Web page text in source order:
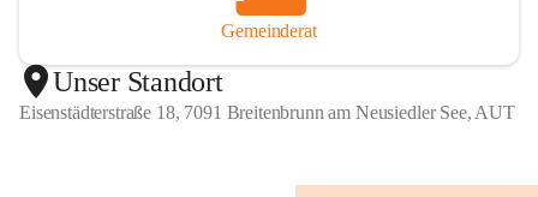
Gemeinderat
Unser Standort
Eisenstädterstraße 18, 7091 Breitenbrunn am Neusiedler See, AUT